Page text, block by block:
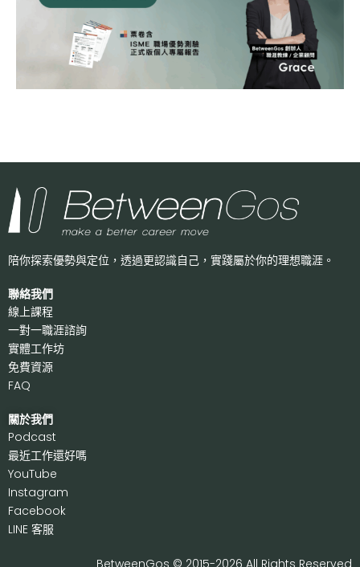
陪你探索優勢與定位，透過更認識自己， 實踐屬於你的理想職涯。
聯絡我們
線上課程
一對一職涯諮詢
實體工作坊
免費資源
FAQ
關於我們
Podcast
最近工作還好嗎
YouTube
Instagram
Facebook
LINE 客服